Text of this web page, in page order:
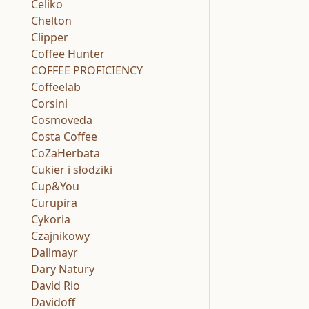
Celiko
Chelton
Clipper
Coffee Hunter
COFFEE PROFICIENCY
Coffeelab
Corsini
Cosmoveda
Costa Coffee
CoZaHerbata
Cukier i słodziki
Cup&You
Curupira
Cykoria
Czajnikowy
Dallmayr
Dary Natury
David Rio
Davidoff